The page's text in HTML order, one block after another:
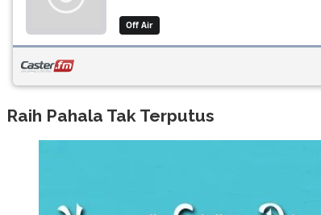
Raih Pahala Tak Terputus